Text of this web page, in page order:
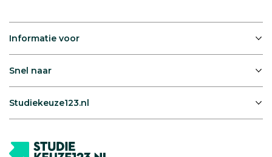
Informatie voor
Snel naar
Studiekeuze123.nl